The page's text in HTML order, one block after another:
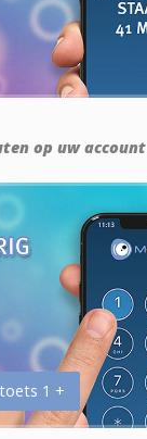
op uw account
1 +